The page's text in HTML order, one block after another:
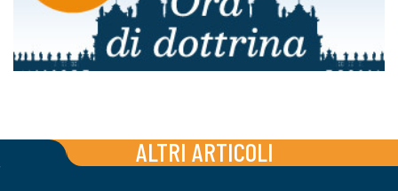
ALTRI ARTICOLI